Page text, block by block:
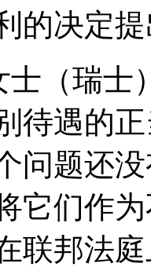
的决定
士（瑞士
待遇的
问题还
它们作
联邦法